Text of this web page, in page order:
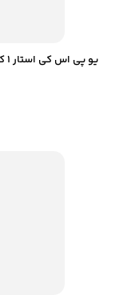
یو پی اس کی استار 1 کاوا آنلاین مدل MP 1K H